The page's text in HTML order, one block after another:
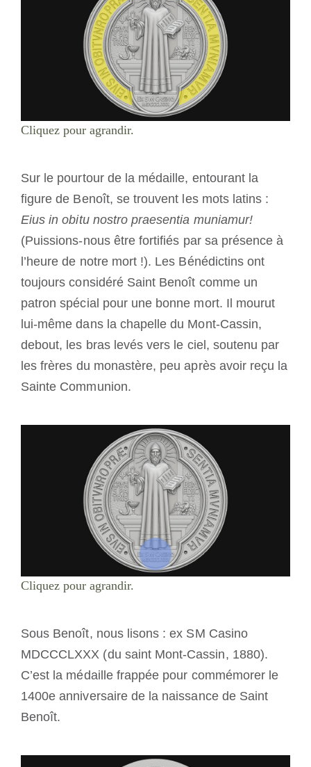
Cliquez pour agrandir.
Sur le pourtour de la médaille, entourant la
figure de Benoît, se trouvent les mots latins :
Eius in obitu nostro praesentia muniamur!
(Puissions-nous être fortifiés par sa présence à
l’heure de notre mort !). Les Bénédictins ont
toujours considéré Saint Benoît comme un
patron spécial pour une bonne mort. Il mourut
lui-même dans la chapelle du Mont-Cassin,
debout, les bras levés vers le ciel, soutenu par
les frères du monastère, peu après avoir reçu la
Sainte Communion.
Cliquez pour agrandir.
Sous Benoît, nous lisons : ex SM Casino
MDCCCLXXX (du saint Mont-Cassin, 1880).
C’est la médaille frappée pour commémorer le
1400e anniversaire de la naissance de Saint
Benoît.